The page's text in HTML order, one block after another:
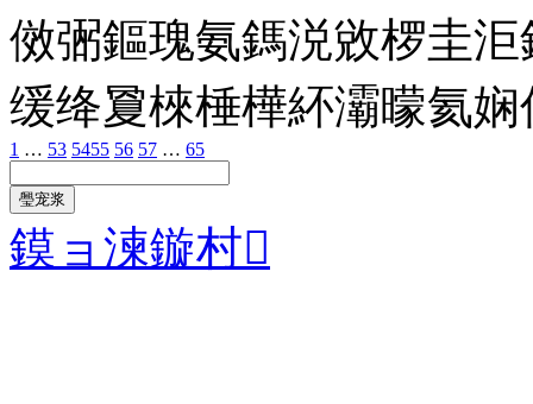
傚弻鏂瑰氨鎷涚敓椤圭
缓绛夐棶棰樺紑灞曚氦
1 … 53 5455 56 57 … 65
璺宠浆
鏌ョ湅鏇村